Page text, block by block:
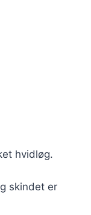
hvidløg.
skindet er